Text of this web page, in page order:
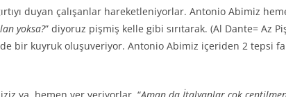
duyan çalışanlar hareketleniyorlar. Antonio Abimiz
yoksa?” diyoruz pişmiş kelle gibi sırıtarak. (Al Dante= Az
bir kuyruk oluşuveriyor. Antonio Abimiz içeriden 2 tepsi